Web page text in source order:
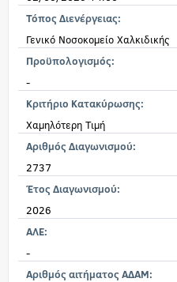
Τόπος Διενέργειας:
Γενικό Νοσοκομείο Χαλκιδικής
Προϋπολογισμός:
-
Κριτήριο Κατακύρωσης:
Χαμηλότερη Τιμή
Αριθμός Διαγωνισμού:
2737
Έτος Διαγωνισμού:
2026
ΑΛΕ:
-
Αριθμός αιτήματος ΑΔΑΜ: